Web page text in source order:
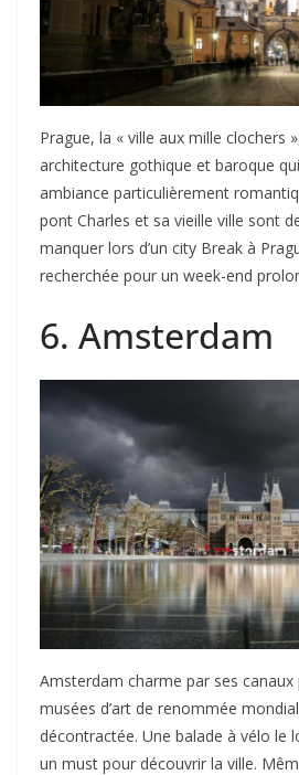
Prague, la « ville aux mille clochers
architecture gothique et baroque
ambiance particulièrement
pont Charles et sa vieille ville sont
manquer lors d’un city Break à
recherchée pour un week-end
6. Amsterdam
Amsterdam charme par ses
musées d’art de renommée
décontractée. Une balade à vélo le
un must pour découvrir la ville.